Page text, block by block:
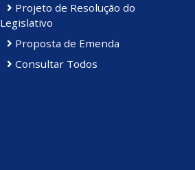
Projeto de Resolução do
Legislativo
Proposta de Emenda
Consultar Todos